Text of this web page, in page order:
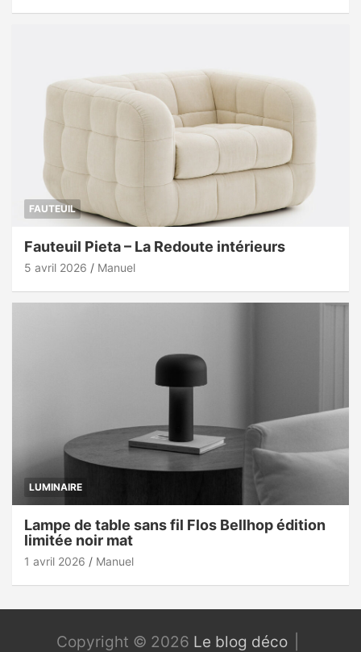
FAUTEUIL
Fauteuil Pieta – La Redoute intérieurs
5 avril 2026 Manuel
LUMINAIRE
Lampe de table sans fil Flos Bellhop édition
limitée noir mat
1 avril 2026 Manuel
Copyright © 2026 Le blog déco